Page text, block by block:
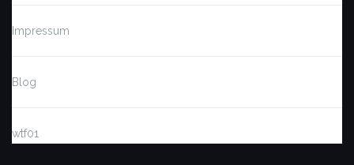
Impressum
Blog
wtf01